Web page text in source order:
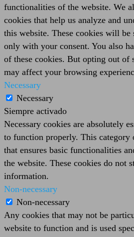
functionalities of the website. We
cookies that help us analyze and
this website. These cookies will
only with your consent. You also
of these cookies. But opting out of
may affect your browsing
Necessary
Necessary
Siempre activado
Necessary cookies are absolutely
to function properly. This category
that ensures basic functionalities
the website. These cookies do not
information.
Non-necessary
Non-necessary
Any cookies that may not be
website to function and is used